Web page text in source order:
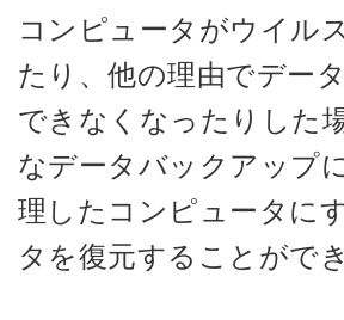
コンピュータがウイル
たり、他の理由でデー
できなくなったりした
なデータバックアップ
理したコンピュータに
タを復元することがで